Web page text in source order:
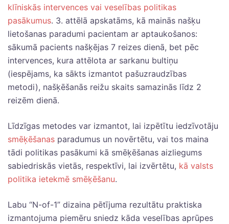
klīniskās intervences vai veselības politikas
pasākumus. 3. attēlā apskatāms, kā mainās našķu
lietošanas paradumi pacientam ar aptaukošanos:
sākumā pacients našķējas 7 reizes dienā, bet pēc
intervences, kura attēlota ar sarkanu bultiņu
(iespējams, ka sākts izmantot pašuzraudzības
metodi), našķēšanās reižu skaits samazinās līdz 2
reizēm dienā.
Līdzīgas metodes var izmantot, lai izpētītu iedzīvotāju
smēķēšanas paradumus un novērtētu, vai tos maina
tādi politikas pasākumi kā smēķēšanas aizliegums
sabiedriskās vietās, respektīvi, lai izvērtētu, kā valsts
politika ietekmē smēķēšanu.
Labu “N-of-1” dizaina pētījuma rezultātu praktiska
izmantojuma piemēru sniedz kāda veselības aprūpes